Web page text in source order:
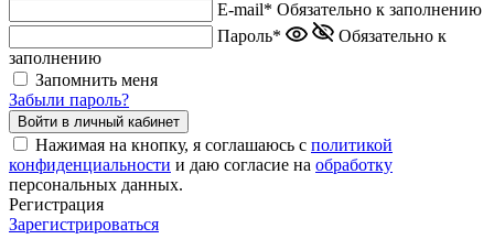
E-mail* Обязательно к заполнению
Пароль*
Обязательно к
заполнению
Запомнить меня
Забыли пароль?
Нажимая на кнопку, я соглашаюсь с политикой
конфиденциальности и даю согласие на обработку
персональных данных.
Регистрация
Зарегистрироваться